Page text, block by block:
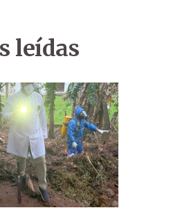
leídas